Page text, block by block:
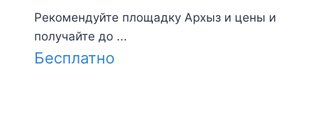
Рекомендуйте площадку Архыз и цены и
получайте до ...
Бесплатно